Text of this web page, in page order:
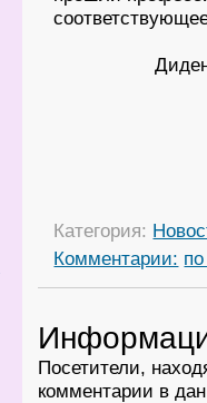
Категория:
Комментарии:
Посетители,
комментарии в